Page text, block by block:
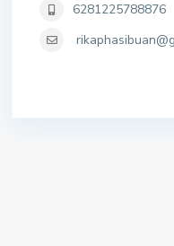
6281225788876